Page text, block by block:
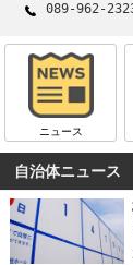
089-962-
ニュース
自治体ニュース